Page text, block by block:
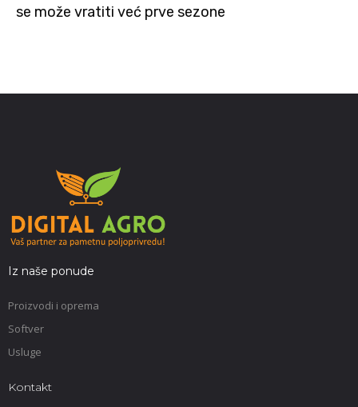
se može vratiti već prve sezone
Iz naše ponude
Proizvodi i oprema
Softver
Usluge
Kontakt